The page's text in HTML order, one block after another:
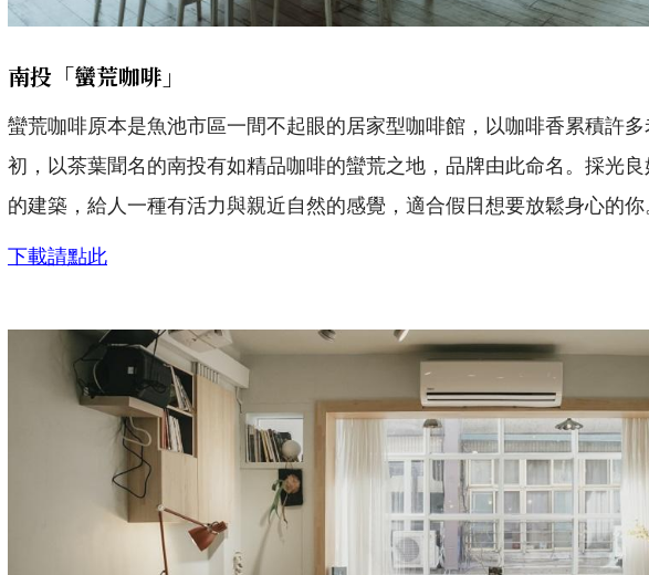
南投「蠻荒咖啡」
蠻荒咖啡原本是魚池市區一間不起眼的居家型咖啡館，以咖啡香累積許
初，以茶葉聞名的南投有如精品咖啡的蠻荒之地，品牌由此命名。採光
的建築，給人一種有活力與親近自然的感覺，適合假日想要放鬆身心的你
下載請點此